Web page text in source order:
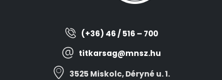
(+36) 46 / 516 – 700
titkarsag@mnsz.hu
3525 Miskolc, Déryné u. 1.